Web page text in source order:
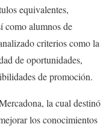
equivalentes,
como alumnos de
criterios como la
de oportunidades,
de promoción.
la cual destinó
los conocimientos